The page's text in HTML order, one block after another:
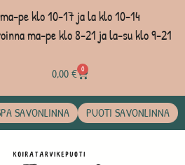
pe klo 10-17 ja la klo 10-14
ma-pe klo 8-21 ja la-su klo 9-21
0,00€ 0
SAVONLINNA PUOTI SAVONLINNA